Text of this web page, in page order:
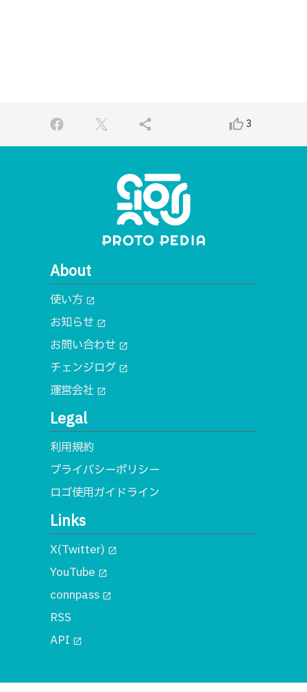
share thumb_up_alt3
About
使い方 open_in_new
お知らせ open_in_new
お問い合わせ open_in_new
チェンジログ open_in_new
運営会社 open_in_new
Legal
利用規約
プライバシーポリシー
ロゴ使用ガイドライン
Links
X(Twitter) open_in_new
YouTube open_in_new
connpass open_in_new
RSS
API open_in_new